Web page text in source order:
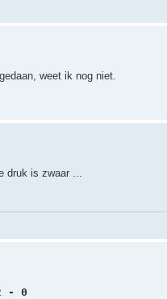
weet ik nog niet.
druk is zwaar ...
- 0